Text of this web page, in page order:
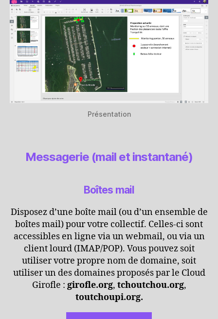
Présentation
Messagerie (mail et instantané)
Boîtes mail
Disposez d’une boîte mail (ou d’un ensemble de
boîtes mail) pour votre collectif. Celles-ci sont
accessibles en ligne via un webmail, ou via un
client lourd (IMAP/POP). Vous pouvez soit
utiliser votre propre nom de domaine, soit
utiliser un des domaines proposés par le Cloud
Girofle : girofle.org, tchoutchou.org,
toutchoupi.org.